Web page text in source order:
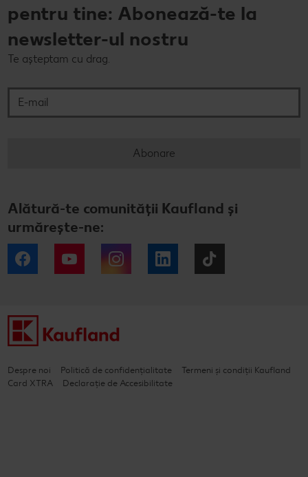
pentru tine: Abonează-te la
newsletter-ul nostru
Te așteptam cu drag.
Abonare
Alătură-te comunității Kaufland și
urmărește-ne:
Facebook YouTube Instagram LinkedIn
Despre noi Politică de confidențialitate
Termeni și condiții Kaufland
Card XTRA
Declarație de Accesibilitate